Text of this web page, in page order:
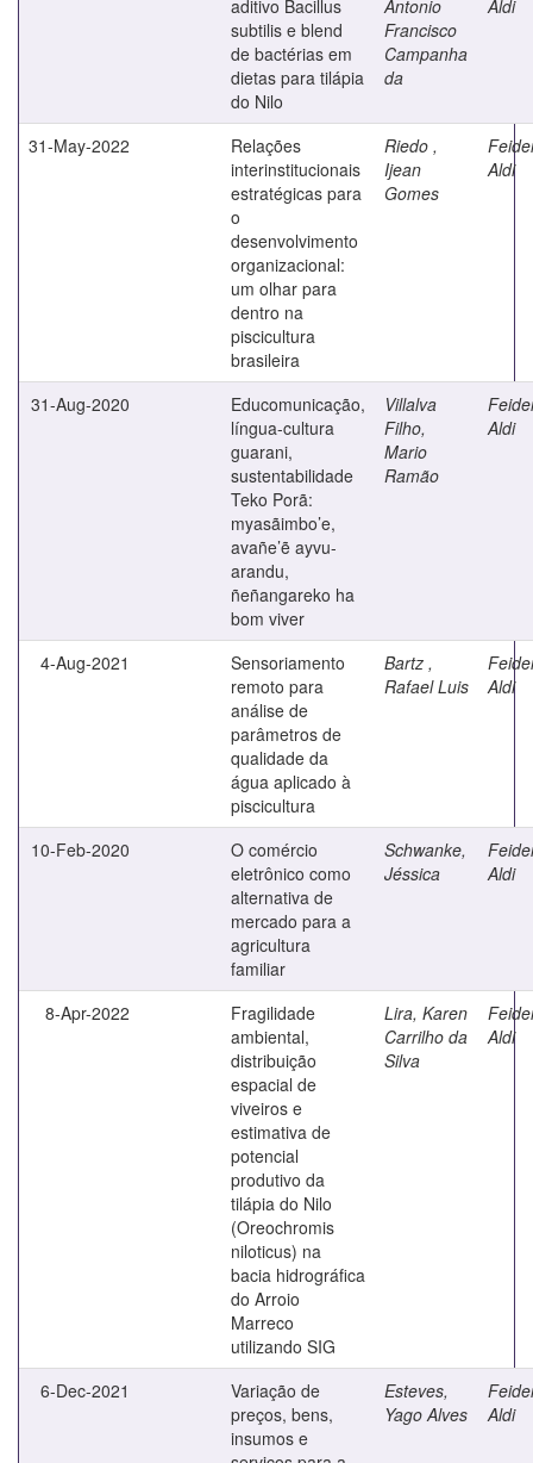
aditivo Bacillus
subtilis e blend
de bactérias em
dietas para tilápia
do Nilo
Antonio
Francisco
Campanha
da
Aldi
31-May-2022
Relações
interinstitucionais
estratégicas para
o
desenvolvimento
organizacional:
um olhar para
dentro na
piscicultura
brasileira
Riedo ,
Ijean
Gomes
Aldi
31-Aug-2020
Educomunicação,
língua-cultura
guarani,
sustentabilidade
Teko Porã:
myasãimbo’e,
avañe’ẽ ayvu-
arandu,
ñeñangareko ha
bom viver
Villalva
Filho,
Mario
Ramão
Aldi
4-Aug-2021
Sensoriamento
remoto para
análise de
parâmetros de
qualidade da
água aplicado à
piscicultura
Bartz ,
Rafael Luis
Aldi
10-Feb-2020
O comércio
eletrônico como
alternativa de
mercado para a
agricultura
familiar
Schwanke,
Jéssica
Aldi
8-Apr-2022
Fragilidade
ambiental,
distribuição
espacial de
viveiros e
estimativa de
potencial
produtivo da
tilápia do Nilo
(Oreochromis
niloticus) na
bacia hidrográfica
do Arroio
Marreco
utilizando SIG
Lira, Karen
Carrilho da
Silva
Aldi
6-Dec-2021
Variação de
preços, bens,
insumos e
Esteves,
Yago Alves
Aldi